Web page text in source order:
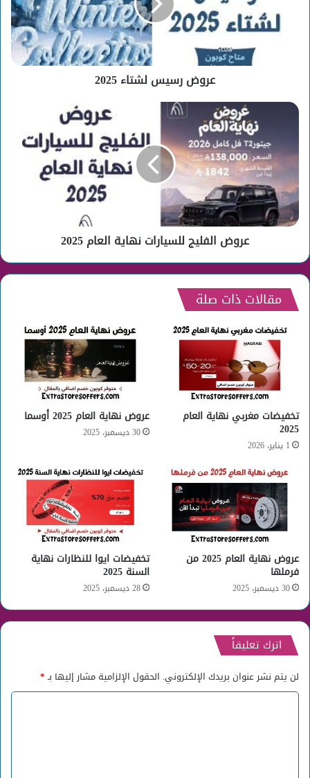
عروض رسيس لشتاء 2025
عروض
نهاية
2025
عروض الفليج للسيارات نهاية العام 2025
مقالات ذات صلة
تخفيضات مغربي نهاية العام
2025
1 يناير، 2026
عروض نهاية العام 2025 أوسما
30 ديسمبر، 2025
عروض نهاية العام 2025 من
فرملها
30 ديسمبر، 2025
تخفيضات ايوا للنظارات نهاية
السنة 2025
28 ديسمبر، 2025
اترك تعليقاً
لن يتم نشر عنوان بريدك الإلكتروني. الحقول الإلزامية مشار إليها بـ*